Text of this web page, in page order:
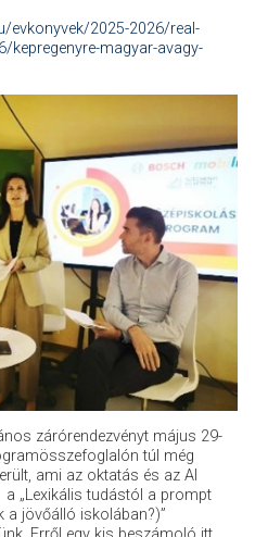
evkonyvek/2025-2026/real-
kepregenyre-magyar-avagy-
zárórendezvényt május 29-
túl még
ami az oktatás és az AI
„Lexikális tudástól a prompt
a jövőálló iskolában?)”